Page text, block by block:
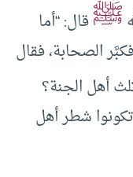
ﷺقال: “أما
الصحابة، فقال
أهل الجنة؟
شطر أهل